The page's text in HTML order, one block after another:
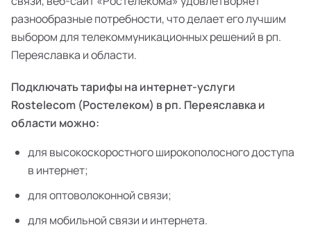
разнообразные потребности, что делает его лучшим
выбором для телекоммуникационных решений в рп.
Переяславка и области.
Подключать тарифы на интернет-услуги
Rostelecom (Ростелеком) в рп. Переяславка и
области можно:
для высокоскоростного широкополосного доступа
в интернет;
для оптоволоконной связи;
для мобильной связи и интернета.